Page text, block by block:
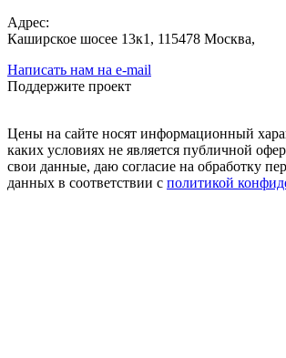
Адрес:
Каширское шосее 13к1, 115478 Москва,
Написать нам на e-mail
Поддержите проект
Цены на сайте носят информационный
каких условиях не является публичной
свои данные, даю согласие на обработку
данных в соответствии с политикой